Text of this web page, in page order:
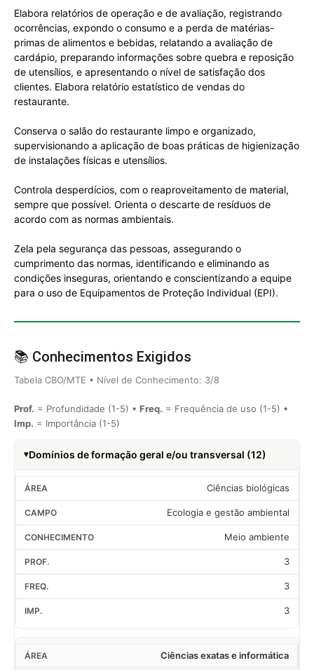
Elabora relatórios de operação e de avaliação, registrando
ocorrências, expondo o consumo e a perda de matérias-
primas de alimentos e bebidas, relatando a avaliação de
cardápio, preparando informações sobre quebra e reposição
de utensílios, e apresentando o nível de satisfação dos
clientes. Elabora relatório estatístico de vendas do
restaurante.
Conserva o salão do restaurante limpo e organizado,
supervisionando a aplicação de boas práticas de higienização
de instalações físicas e utensílios.
Controla desperdícios, com o reaproveitamento de material,
sempre que possível. Orienta o descarte de resíduos de
acordo com as normas ambientais.
Zela pela segurança das pessoas, assegurando o
cumprimento das normas, identificando e eliminando as
condições inseguras, orientando e conscientizando a equipe
para o uso de Equipamentos de Proteção Individual (EPI).
📚 Conhecimentos Exigidos
Tabela CBO/MTE • Nível de Conhecimento: 3/8
Prof. = Profundidade (1-5) • Freq. = Frequência de uso (1-5) •
Imp. = Importância (1-5)
Domínios de formação geral e/ou transversal (12)
Ciências biológicas
Ecologia e gestão ambiental
Meio ambiente
3
3
3
Ciências exatas e informática